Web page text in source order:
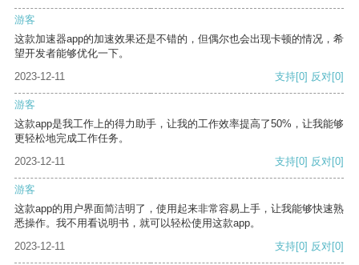
游客
这款加速器app的加速效果还是不错的，但偶尔也会出现卡顿的情况，希
望开发者能够优化一下。
2023-12-11
支持[0] 反对[0]
游客
这款app是我工作上的得力助手，让我的工作效率提高了50%，让我能够
更轻松地完成工作任务。
2023-12-11
支持[0] 反对[0]
游客
这款app的用户界面简洁明了，使用起来非常容易上手，让我能够快速熟
悉操作。我不用看说明书，就可以轻松使用这款app。
2023-12-11
支持[0] 反对[0]